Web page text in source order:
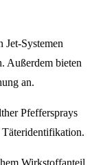
Systemen
Außerdem bieten
an.
Pfeffersprays
Wirkstoffanteil